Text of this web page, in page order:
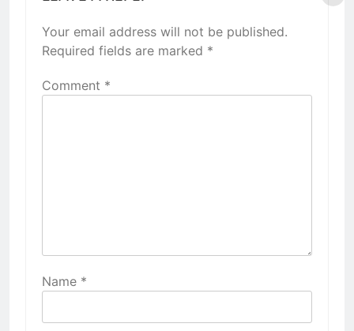
Your email address will not be published.
Required fields are marked *
Comment *
Name *